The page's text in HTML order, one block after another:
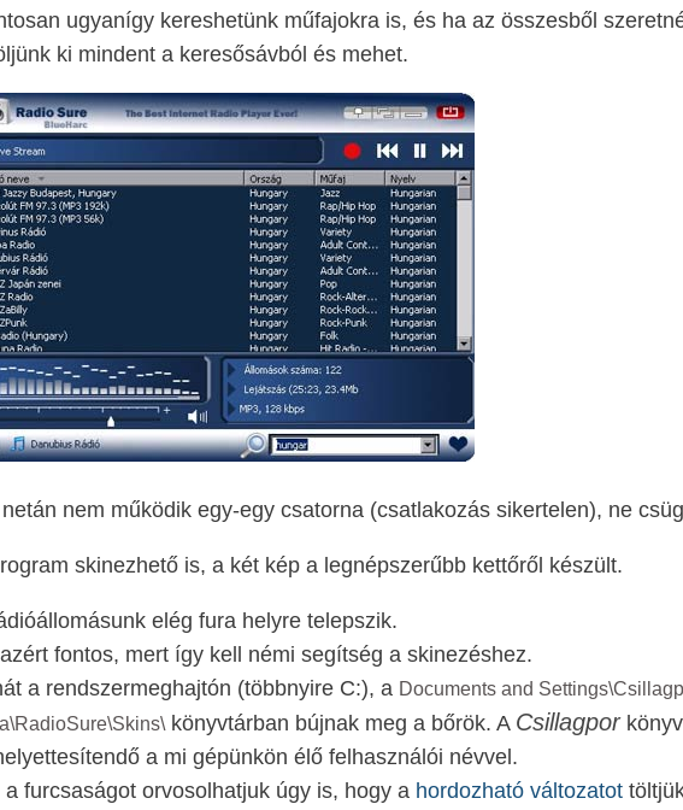
ugyanígy kereshetünk műfajokra is, és ha az összesből
ki mindent a keresősávból és mehet.
nem működik egy-egy csatorna (csatlakozás sikertelen), ne
skinezhető is, a két kép a legnépszerűbb kettőről készült.
elég fura helyre telepszik.
fontos, mert így kell némi segítség a skinezéshez.
a rendszermeghajtón (többnyire C:), a Documents and
könyvtárban bújnak meg a bőrök. A Csillagpor
a mi gépünkön élő felhasználói névvel.
a furcsaságot orvosolhatjuk úgy is, hogy a hordozható változatot